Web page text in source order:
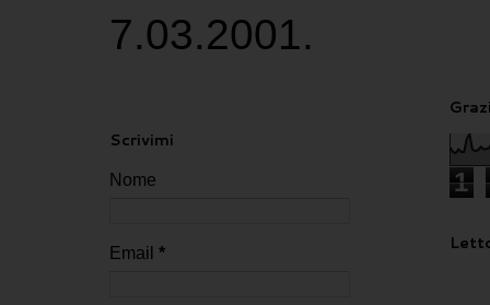
7.03.2001.
Scrivimi
Nome
Email *
1